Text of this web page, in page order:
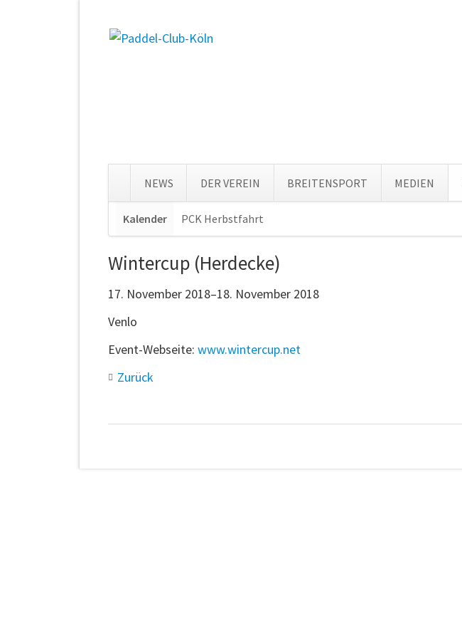
NEWS DER VEREIN BREITENSPORT MEDIEN
überspringen
Kalender PCK Herbstfahrt
Wintercup (Herdecke)
17. November 2018–18. November 2018
Venlo
Event-Webseite: www.wintercup.net
Zurück